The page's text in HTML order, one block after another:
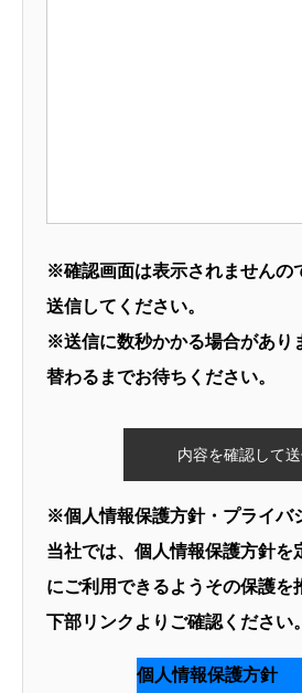
※確認画面は表示されませんの
送信してください。
※送信に数秒かかる場合があり
替わるまでお待ちください。
※個人情報保護方針・プライバ
当社では、個人情報保護方針を
にご利用できるようその保護を
下部リンクよりご確認ください。
個人情報保護方針